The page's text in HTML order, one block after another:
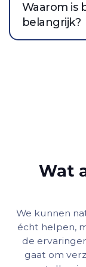
Waarom is
belangrijk?
Wat
We kunnen
écht helpen,
de
gaat om